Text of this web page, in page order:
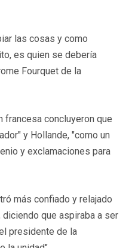
las cosas y como
es quien se debería
Fourquet de la
concluyeron que
y Hollande, "como un
y exclamaciones para
más confiado y relajado
que aspiraba a ser
presidente de la